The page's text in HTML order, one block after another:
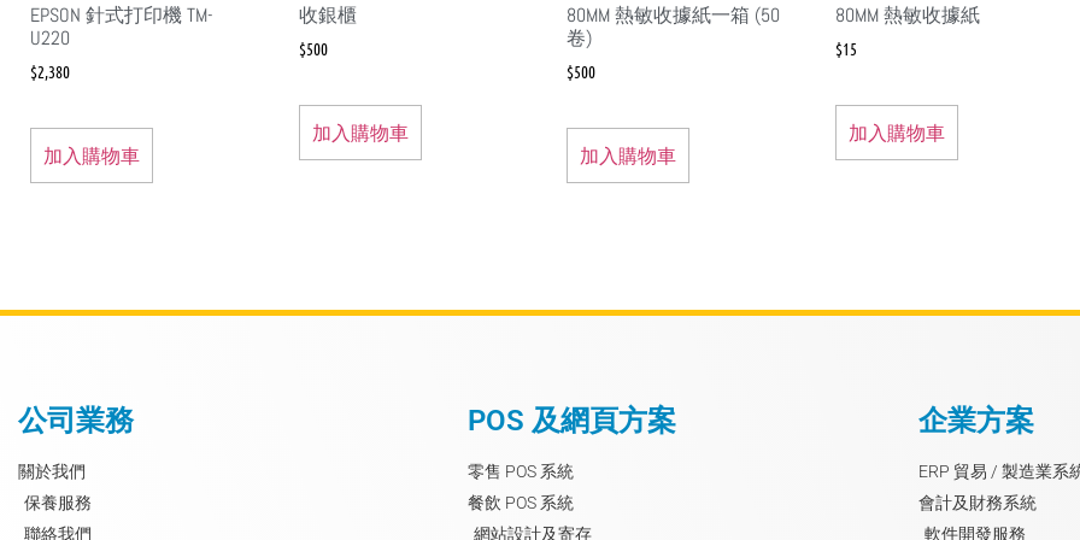
EPSON 針式打印機 TM-
U220
$2,380
加入購物車
收銀櫃
$500
加入購物車
80MM 熱敏收據紙一箱 (50
卷)
$500
加入購物車
80MM 熱敏收據紙
$15
加入購物車
公司業務
關於我們
保養服務
聯絡我們
POS 及網頁方案
零售 POS 系統
餐飲 POS 系統
網站設計及寄存
企業方案
ERP 貿易 / 製造業系
會計及財務系統
軟件開發服務